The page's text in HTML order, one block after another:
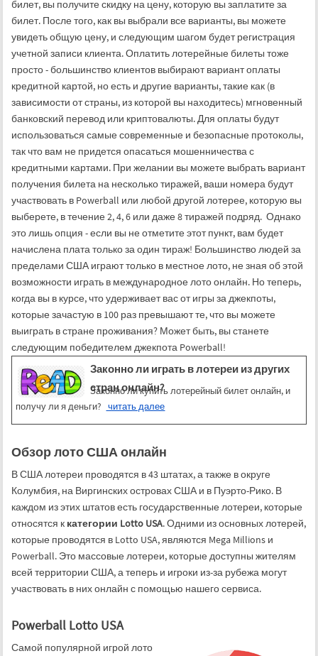
билет, вы получите скидку на цену, которую вы заплатите за
билет. После того, как вы выбрали все варианты, вы можете
увидеть общую цену, и следующим шагом будет регистрация
учетной записи клиента. Оплатить лотерейные билеты тоже
просто - большинство клиентов выбирают вариант оплаты
кредитной картой, но есть и другие варианты, такие как (в
зависимости от страны, из которой вы находитесь) мгновенный
банковский перевод или криптовалюты. Для оплаты будут
использоваться самые современные и безопасные протоколы,
так что вам не придется опасаться мошенничества с
кредитными картами. При желании вы можете выбрать вариант
получения билета на несколько тиражей, ваши номера будут
участвовать в Powerball или любой другой лотерее, которую вы
выберете, в течение 2, 4, 6 или даже 8 тиражей подряд. Однако
это лишь опция - если вы не отметите этот пункт, вам будет
начислена плата только за один тираж! Большинство людей за
пределами США играют только в местное лото, не зная об этой
возможности играть в международное лото онлайн. Но теперь,
когда вы в курсе, что удерживает вас от игры за джекпоты,
которые зачастую в 100 раз превышают те, что вы можете
выиграть в стране проживания? Может быть, вы станете
следующим победителем джекпота Powerball!
Законно ли играть в лотереи из других
стран онлайн?
Законно ли купить лотерейный билет онлайн, и
получу ли я деньги? читать далее
Обзор лото США онлайн
В США лотереи проводятся в 43 штатах, а также в округе
Колумбия, на Виргинских островах США и в Пуэрто-Рико. В
каждом из этих штатов есть государственные лотереи, которые
относятся к категории Lotto USA. Одними из основных лотерей,
которые проводятся в Lotto USA, являются Mega Millions и
Powerball. Это массовые лотереи, которые доступны жителям
всей территории США, а теперь и игроки из-за рубежа могут
участвовать в них онлайн с помощью нашего сервиса.
Powerball Lotto USA
Самой популярной игрой лото